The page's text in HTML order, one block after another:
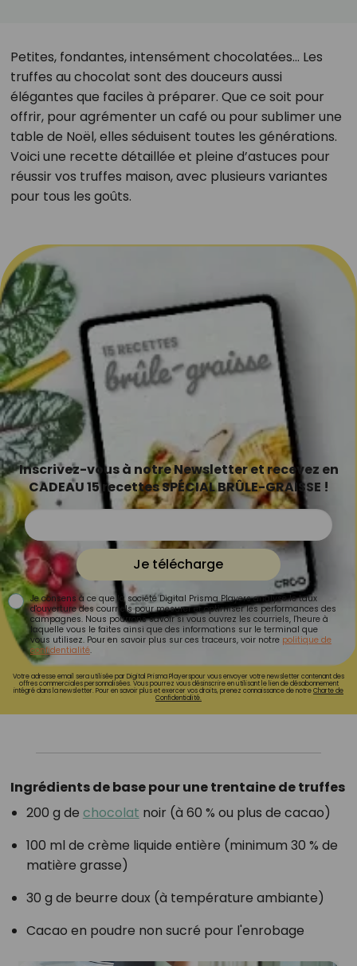
Petites, fondantes, intensément chocolatées... Les
truffes au chocolat sont des douceurs aussi
élégantes que faciles à préparer. Que ce soit pour
offrir, pour agrémenter un café ou pour sublimer une
table de Noël, elles séduisent toutes les générations.
Voici une recette détaillée et pleine d’astuces pour
réussir vos truffes maison, avec plusieurs variantes
pour tous les goûts.
Inscrivez-vous à notre Newsletter et recevez en
CADEAU 15 recettes SPÉCIAL BRÛLE-GRAISSE !
Je télécharge
Je consens à ce que la société Digital Prisma Players analyse le taux
d'ouverture des courriels pour mesurer et optimiser les performances des
campagnes. Nous pourrons savoir si vous ouvrez les courriels, l'heure à
laquelle vous le faites ainsi que des informations sur le terminal que
vous utilisez. Pour en savoir plus sur ces traceurs, voir notre politique de
confidentialité.
Votre adresse email sera utilisée par Digital Prisma Playerspour vous envoyer votre newsletter contenant des
offres commerciales personnalisées. Vous pourrez vous désinscrire en utilisant le lien de désabonnement
intégré dans la newsletter. Pour en savoir plus et exercer vos droits, prenez connaissance de notreCharte de
Confidentialité.
Ingrédients de base pour une trentaine de truffes
200 g de chocolat noir (à 60 % ou plus de cacao)
100 ml de crème liquide entière (minimum 30 % de
matière grasse)
30 g de beurre doux (à température ambiante)
Cacao en poudre non sucré pour l'enrobage